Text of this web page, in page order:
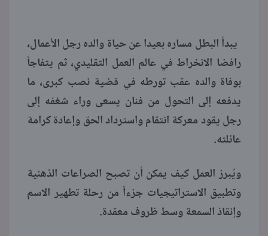
يبدأ البطل مساره بعيدا عن حياة والده رجل الأعمال،
رافضا الانخراط في عالم العمل التقليدي، ثم يتفاجأ
بوفاة والده عقب تورطه في قضية نصب كبرى، ما
يدفعه إلى التحول من فنان يسعى وراء شغفه إلى
رجل يقود معركة انتقام واسترداد الحق وإعادة كرامة
عائلته.
ويُبرز العمل كيف يمكن أن تصبح الصراعات الذهنية
وتطبيق الاستراتيجيات جزءاً من رحلة تطهير الاسم
وإنقاذ السمعة وسط ظروف معقدة.